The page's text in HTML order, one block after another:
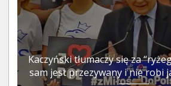
Kaczyński tłumaczy się za
sam jest przezywany i nie robi